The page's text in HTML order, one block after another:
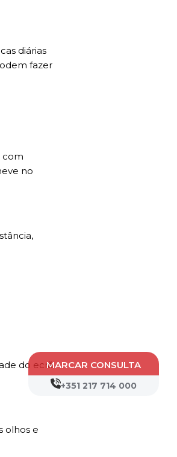
MARCAR CONSULTA
+351 217 714 000
diárias
fazer
com
no
do ecrã
olhos e